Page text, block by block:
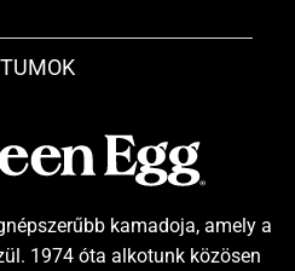
kamadoja, amely a
1974 óta alkotunk közösen